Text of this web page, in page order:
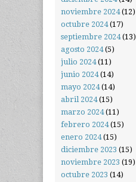
noviembre 2024(12)
octubre 2024(17)
septiembre 2024(13)
agosto 2024(5)
julio 2024(11)
junio 2024(14)
mayo 2024(14)
abril 2024(15)
marzo 2024(11)
febrero 2024(15)
enero 2024(15)
diciembre 2023 (15)
noviembre 2023 (19)
octubre 2023 (14)